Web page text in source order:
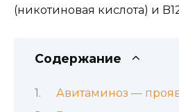
(никотино­вая кислота) и
Содержание
Авитаминоз —